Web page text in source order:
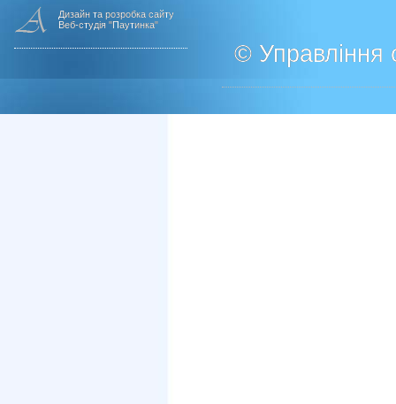
Дизайн та розробка сайту
Веб-студія "Паутинка"
© Управління